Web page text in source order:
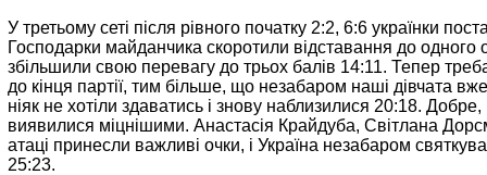
У третьому сеті після рівного початку 2:2, 6:6 українки
Господарки майданчика скоротили відставання до одного
збільшили свою перевагу до трьох балів 14:11. Тепер
до кінця партії, тим більше, що незабаром наші дівчата
ніяк не хотіли здаватись і знову наблизилися 20:18.
виявилися міцнішими. Анастасія Крайдуба, Світлана
атаці принесли важливі очки, і Україна незабаром
25:23.